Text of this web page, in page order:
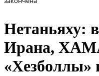
Нетаньяху:
Ирана,
«Хезболлы»